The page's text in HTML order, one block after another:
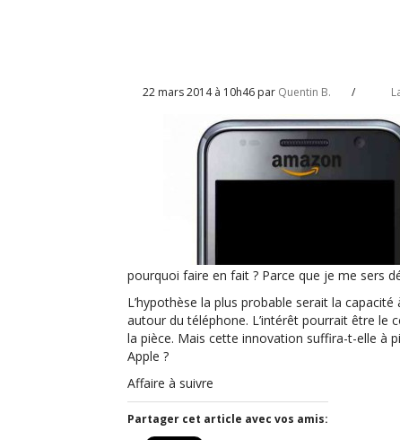
22 mars 2014 à 10h46 par Quentin B. /
pourquoi faire en fait ? Parce que je me sers
L’hypothèse la plus probable serait la
autour du téléphone. L’intérêt pourrait être le
la pièce. Mais cette innovation suffira-t-elle à
Apple ?
Affaire à suivre
Partager cet article avec vos amis: